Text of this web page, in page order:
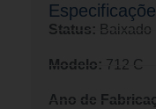
Status: Baixado
Modelo: 712 C
Ano de